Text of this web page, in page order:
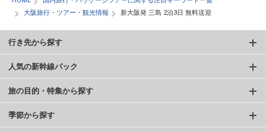
大阪旅行・ツアー・観光情報
新大阪発 三島 2泊3日 無料送迎
行き先から探す
人気の新幹線パック
旅の目的・特集から探す
季節から探す